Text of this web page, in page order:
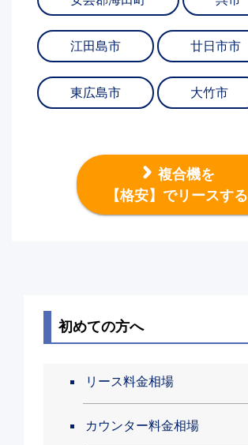
江田島市 廿日市市
東広島市 大竹市
複合機を
【格安】でリースする
初めての方へ
リース料金相場
カウンター料金相場